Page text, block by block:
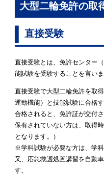
大型二輪免許の取
直接受験
直接受験とは、免許センター
能試験を受験することを言いま
直接受験で大型二輪免許を取
運動機能）と技能試験に合格
合格されると、免許証が交付
保有されていない方は、取得
となります。）
※学科試験が必要な方は、学
又、応急救護処置講習を自動
す。